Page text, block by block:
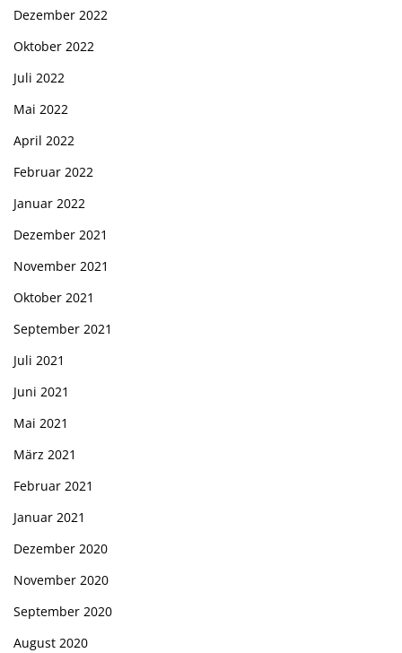
Dezember 2022
Oktober 2022
Juli 2022
Mai 2022
April 2022
Februar 2022
Januar 2022
Dezember 2021
November 2021
Oktober 2021
September 2021
Juli 2021
Juni 2021
Mai 2021
März 2021
Februar 2021
Januar 2021
Dezember 2020
November 2020
September 2020
August 2020